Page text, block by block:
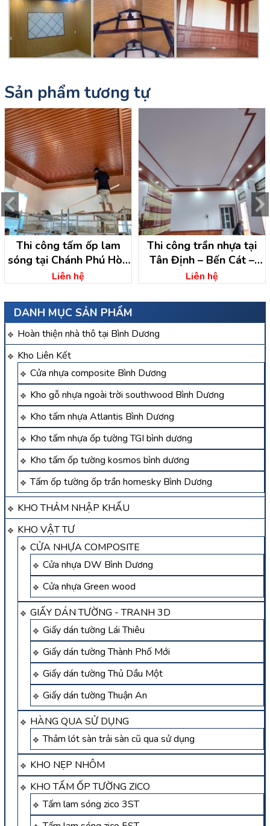
DANH MỤC SẢN PHẨM
Hoàn thiện nhà thô tại Bình Dương
Kho Liên Kết
Cửa nhựa composite Bình Dương
Kho gỗ nhựa ngoài trời southwood Bình Dương
Kho tấm nhựa Atlantis Bình Dương
Kho tấm nhựa ốp tường TGI bình dương
Kho tấm ốp tường kosmos bình dương
Tấm ốp tường ốp trần homesky Bình Dương
KHO THẢM NHẬP KHẨU
KHO VẬT TƯ
CỬA NHỰA COMPOSITE
Cửa nhựa DW Bình Dương
Cửa nhựa Green wood
GIẤY DÁN TƯỜNG - TRANH 3D
Giấy dán tường Lái Thiêu
Giấy dán tường Thành Phố Mới
Giấy dán tường Thủ Dầu Một
Giấy dán tường Thuận An
HÀNG QUA SỬ DỤNG
Thảm lót sàn trải sàn cũ qua sử dụng
KHO NẸP NHÔM
KHO TẤM ỐP TƯỜNG ZICO
Tấm lam sóng zico 3ST
Sản phẩm tương tự
Thi công tấm ốp lam
sóng tại Chánh Phú Hòa
– Bến Cát – Bình Dương
Liên hệ
Thi công trần nhựa tại
Tân Định – Bến Cát –
Bình Dương
Liên hệ